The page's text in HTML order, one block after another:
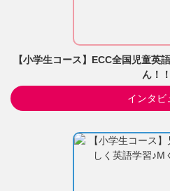
【小学生コース】ECC全国児童英
ん！！
インタビ